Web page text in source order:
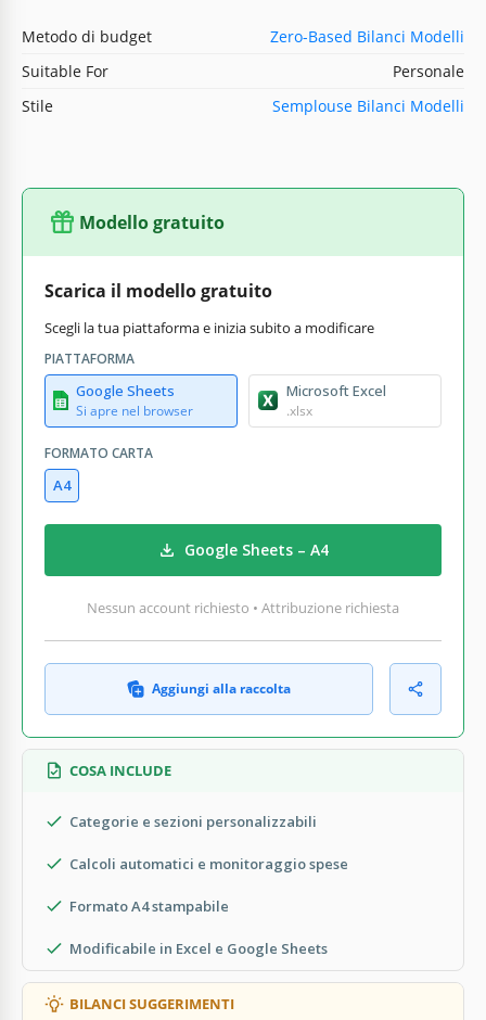
Metodo di budget
Zero-Based Bilanci Modelli
Suitable For
Personale
Stile
Semplouse Bilanci Modelli
Modello gratuito
Scarica il modello gratuito
Scegli la tua piattaforma e inizia subito a modificare
PIATTAFORMA
Google Sheets
Si apre nel browser
Microsoft Excel
.xlsx
FORMATO CARTA
A4
Google Sheets – A4
Nessun account richiesto • Attribuzione richiesta
Aggiungi alla raccolta
COSA INCLUDE
Categorie e sezioni personalizzabili
Calcoli automatici e monitoraggio spese
Formato A4 stampabile
Modificabile in Excel e Google Sheets
BILANCI SUGGERIMENTI